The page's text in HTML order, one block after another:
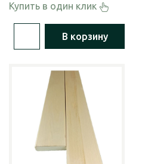
Купить в один клик
В корзину